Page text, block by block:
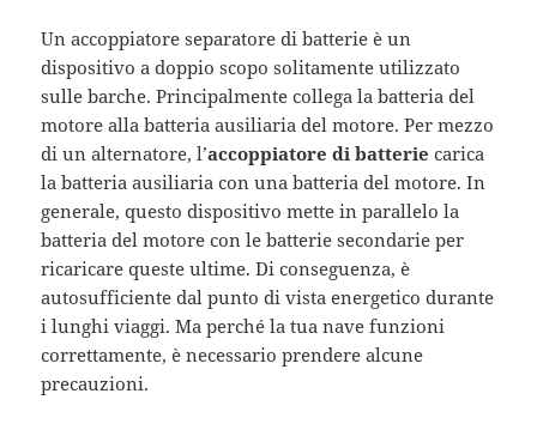
Un accoppiatore separatore di batterie è un
dispositivo a doppio scopo solitamente utilizzato
sulle barche. Principalmente collega la batteria del
motore alla batteria ausiliaria del motore. Per mezzo
di un alternatore, l’accoppiatore di batterie carica
la batteria ausiliaria con una batteria del motore. In
generale, questo dispositivo mette in parallelo la
batteria del motore con le batterie secondarie per
ricaricare queste ultime. Di conseguenza, è
autosufficiente dal punto di vista energetico durante
i lunghi viaggi. Ma perché la tua nave funzioni
correttamente, è necessario prendere alcune
precauzioni.